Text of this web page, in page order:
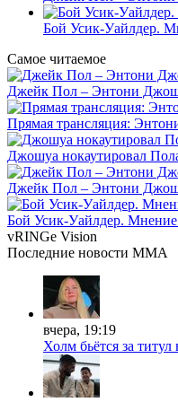
Бой Усик-Уайлдер.
Самое читаемое
Джейк Пол – Энтони
Прямая трансляция:
Джошуа нокаутировал
Джейк Пол – Энтони
Бой Усик-Уайлдер.
vRINGe Vision
Последние новости MMA
вчера, 19:19
Холм бьётся за